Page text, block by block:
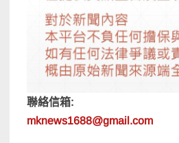
聯絡信箱:
mknews1688@gmail.com